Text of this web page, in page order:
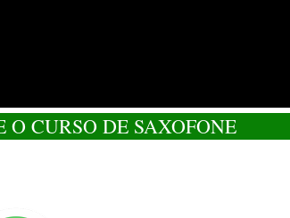
O CURSO DE SAXOFONE